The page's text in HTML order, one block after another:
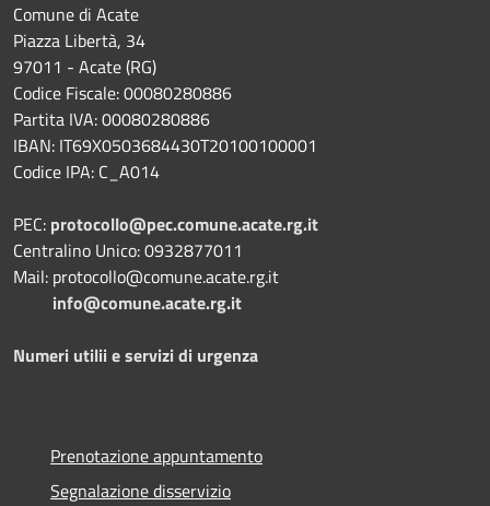
Comune di Acate
Piazza Libertà, 34
97011 - Acate (RG)
Codice Fiscale: 00080280886
Partita IVA: 00080280886
IBAN: IT69X0503684430T20100100001
Codice IPA: C_A014
PEC: protocollo@pec.comune.acate.rg.it
Centralino Unico: 0932877011
Mail: protocollo@comune.acate.rg.it
info@comune.acate.rg.it
Numeri utilii e servizi di urgenza
Prenotazione appuntamento
Segnalazione disservizio